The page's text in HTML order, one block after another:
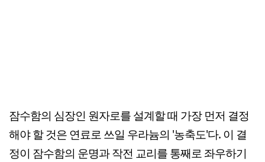
잠수함의 심장인 원자로를 설계할 때 가장 먼저 결정
해야 할 것은 연료로 쓰일 우라늄의 '농축도'다. 이 결
정이 잠수함의 운명과 작전 교리를 통째로 좌우하기